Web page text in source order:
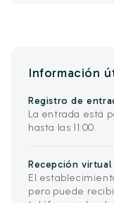
Información
Registro de
La entrada está
hasta las 11:00.
Recepción virtual
El
pero puede